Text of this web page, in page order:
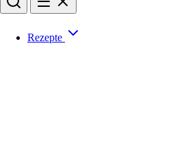
Rezepte